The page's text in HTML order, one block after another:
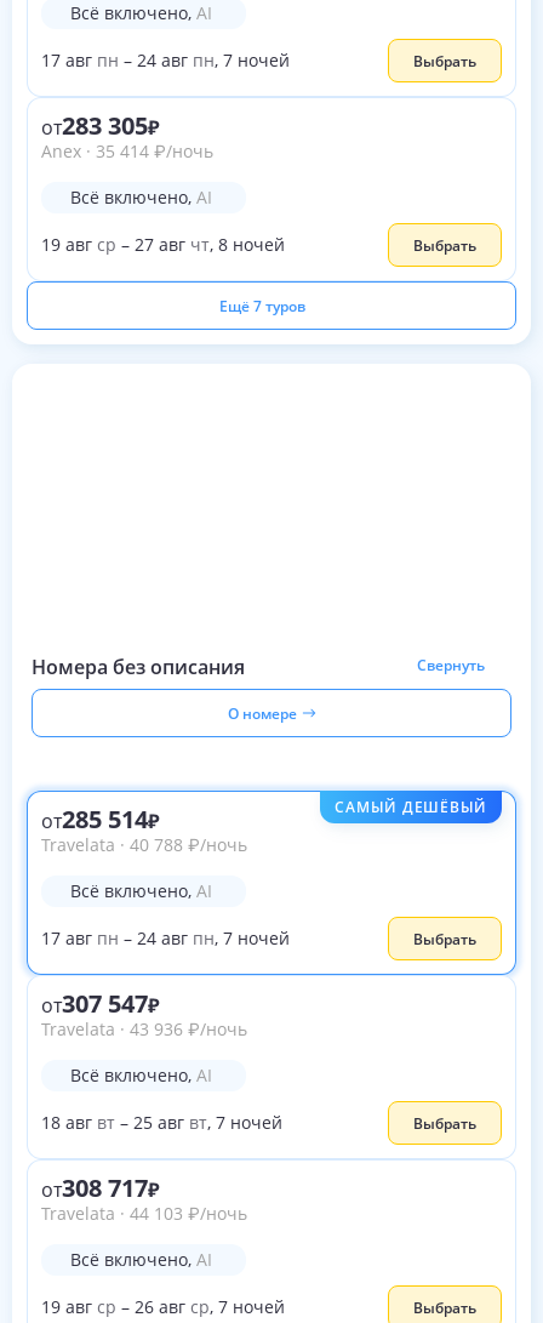
Всё включено, AI
17 авг пн – 24 авг пн, 7 ночей Выбрать
от283 305
Anex · 35 414 ₽/ночь
Всё включено, AI
19 авг ср – 27 авг чт, 8 ночей Выбрать
Ещё 7 туров
Номера без описания Свернуть
О номере
САМЫЙ ДЕШЁВЫЙ
от285 514
Travelata · 40 788 ₽/ночь
Всё включено, AI
17 авг пн – 24 авг пн, 7 ночей Выбрать
от307 547
Travelata · 43 936 ₽/ночь
Всё включено, AI
18 авг вт – 25 авг вт, 7 ночей Выбрать
от308 717
Travelata · 44 103 ₽/ночь
Всё включено, AI
19 авг ср – 26 авг ср, 7 ночей Выбрать